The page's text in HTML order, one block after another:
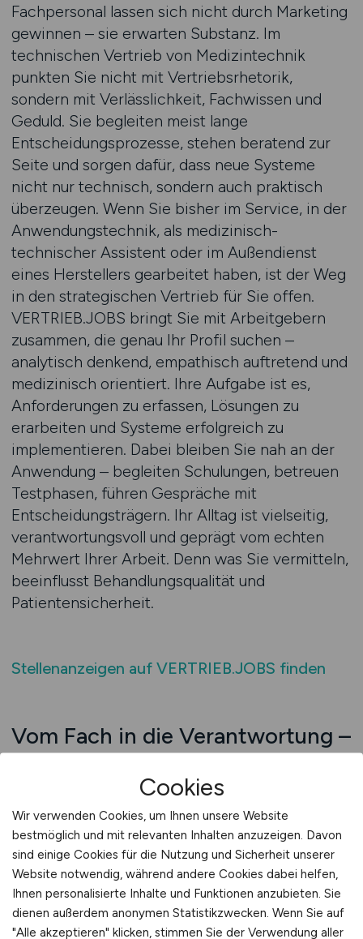
Fachpersonal lassen sich nicht durch Marketing
gewinnen – sie erwarten Substanz. Im
technischen Vertrieb von Medizintechnik
punkten Sie nicht mit Vertriebsrhetorik,
sondern mit Verlässlichkeit, Fachwissen und
Geduld. Sie begleiten meist lange
Entscheidungsprozesse, stehen beratend zur
Seite und sorgen dafür, dass neue Systeme
nicht nur technisch, sondern auch praktisch
überzeugen. Wenn Sie bisher im Service, in der
Anwendungstechnik, als medizinisch-
technischer Assistent oder im Außendienst
eines Herstellers gearbeitet haben, ist der Weg
in den strategischen Vertrieb für Sie offen.
VERTRIEB.JOBS bringt Sie mit Arbeitgebern
zusammen, die genau Ihr Profil suchen –
analytisch denkend, empathisch auftretend und
medizinisch orientiert. Ihre Aufgabe ist es,
Anforderungen zu erfassen, Lösungen zu
erarbeiten und Systeme erfolgreich zu
implementieren. Dabei bleiben Sie nah an der
Anwendung – begleiten Schulungen, betreuen
Testphasen, führen Gespräche mit
Entscheidungsträgern. Ihr Alltag ist vielseitig,
verantwortungsvoll und geprägt vom echten
Mehrwert Ihrer Arbeit. Denn was Sie vermitteln,
beeinflusst Behandlungsqualität und
Patientensicherheit.
Stellenanzeigen auf VERTRIEB.JOBS finden
Vom Fach in die Verantwortung –
Wer heute medizinische Systeme, Geräte oder
Diagnostiklösungen verkauft, braucht
technische Tiefe, regulatorisches Verständnis
und hohe Kommunikationsfähigkeit. Der Markt
ist stark reguliert, aber ebenso wachstumsstark
– mit innovativen Lösungen in der Bildgebung,
Analytik, Telemedizin oder digitalen
Cookies
Wir verwenden Cookies, um Ihnen unsere Website
bestmöglich und mit relevanten Inhalten anzuzeigen. Davon
sind einige Cookies für die Nutzung und Sicherheit unserer
Website notwendig, während andere Cookies dabei helfen,
Ihnen personalisierte Inhalte und Funktionen anzubieten. Sie
dienen außerdem anonymen Statistikzwecken. Wenn Sie auf
"Alle akzeptieren" klicken, stimmen Sie der Verwendung aller